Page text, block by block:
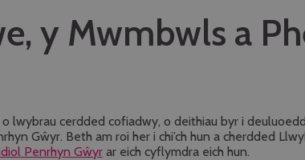
y Mwmbwls a
cerdded cofiadwy, o deithiau byr i
Gŵyr. Beth am roi her i chi’ch hun a cherdded
Penrhyn Gŵyr ar eich cyflymdra eich hun.